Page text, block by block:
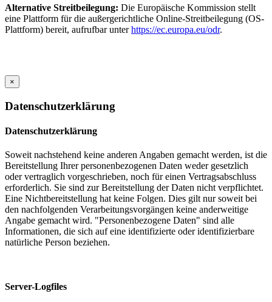
Alternative Streitbeilegung: Die Europäische Kommission stellt
eine Plattform für die außergerichtliche Online-Streitbeilegung (OS-
Plattform) bereit, aufrufbar unterhttps://ec.europa.eu/odr.
×
Datenschutzerklärung
Datenschutzerklärung
Soweit nachstehend keine anderen Angaben gemacht werden, ist die
Bereitstellung Ihrer personenbezogenen Daten weder gesetzlich
oder vertraglich vorgeschrieben, noch für einen Vertragsabschluss
erforderlich. Sie sind zur Bereitstellung der Daten nicht verpflichtet.
Eine Nichtbereitstellung hat keine Folgen. Dies gilt nur soweit bei
den nachfolgenden Verarbeitungsvorgängen keine anderweitige
Angabe gemacht wird. "Personenbezogene Daten" sind alle
Informationen, die sich auf eine identifizierte oder identifizierbare
natürliche Person beziehen.
Server-Logfiles